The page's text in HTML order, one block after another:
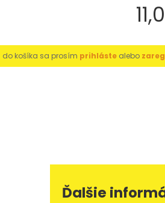
do košíka sa prosím prihláste alebo
Ďalšie